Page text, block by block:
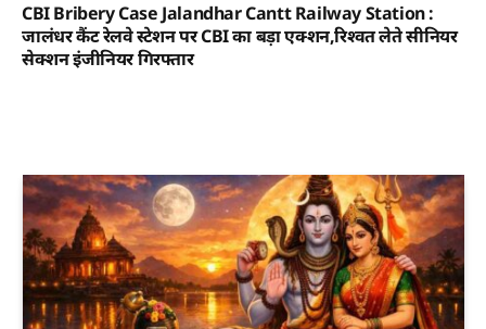
CBI Bribery Case Jalandhar Cantt Railway Station :
जालंधर कैंट रेलवे स्टेशन पर CBI का बड़ा एक्शन,रिश्वत लेते सीनियर
सेक्शन इंजीनियर गिरफ्तार